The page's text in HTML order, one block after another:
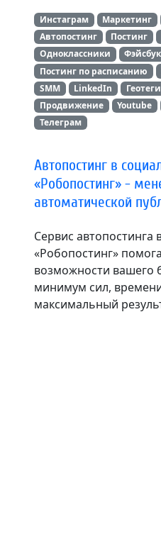
Инстаграм Маркетинг
Автопостинг
Постинг
Одноклассники
Фэйсбук
Постинг по расписанию
SMM
LinkedIn Геотеги
Продвижение
Youtube
Телеграм
Автопостинг в
«Робопостинг» -
автоматической
Сервис автопостинга
«Робопостинг»
возможности вашего
минимум сил,
максимальный